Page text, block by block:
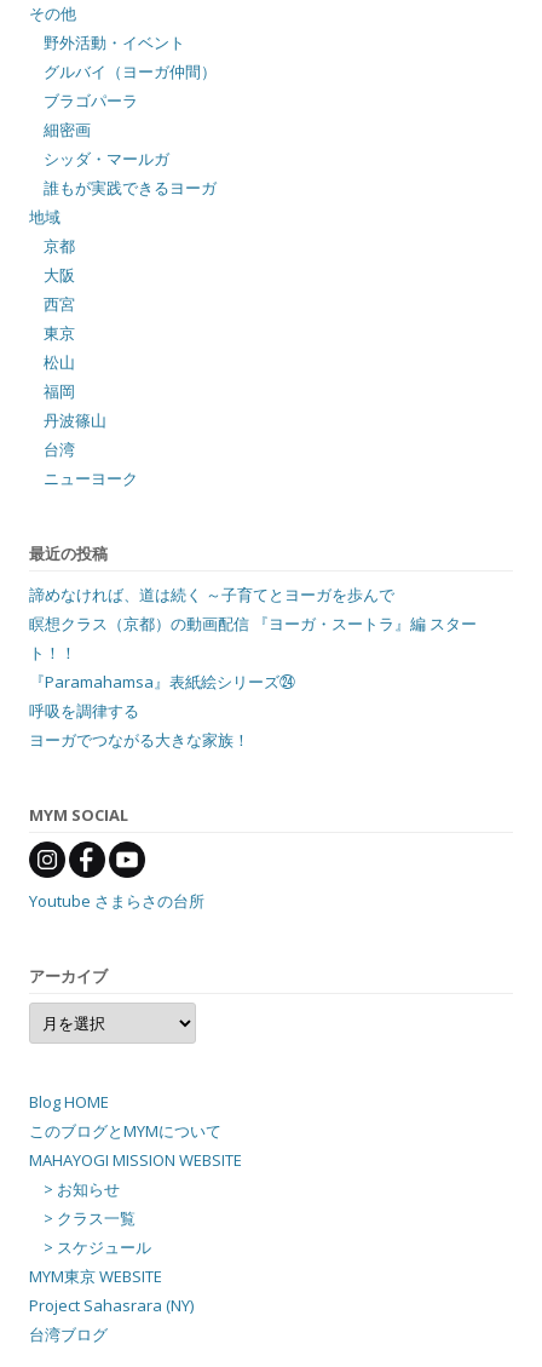
その他
野外活動・イベント
グルバイ（ヨーガ仲間）
ブラゴパーラ
細密画
シッダ・マールガ
誰もが実践できるヨーガ
地域
京都
大阪
西宮
東京
松山
福岡
丹波篠山
台湾
ニューヨーク
最近の投稿
諦めなければ、道は続く ～子育てとヨーガを歩んで
瞑想クラス（京都）の動画配信 『ヨーガ・スートラ』編 スター
ト！！
『Paramahamsa』表紙絵シリーズ㉔
呼吸を調律する
ヨーガでつながる大きな家族！
MYM SOCIAL
Youtube さまらさの台所
アーカイブ
ア
ー
カ
Blog HOME
このブログとMYMについて
MAHAYOGI MISSION WEBSITE
> お知らせ
> クラス一覧
> スケジュール
MYM東京 WEBSITE
Project Sahasrara (NY)
台湾ブログ